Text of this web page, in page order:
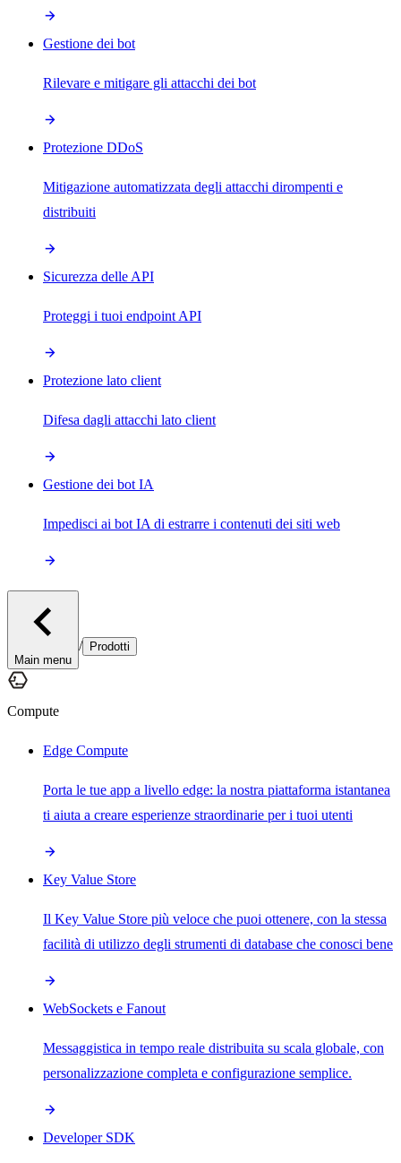
Gestione dei bot
Rilevare e mitigare gli attacchi dei bot
Protezione DDoS
Mitigazione automatizzata degli attacchi dirompenti e
distribuiti
Sicurezza delle API
Proteggi i tuoi endpoint API
Protezione lato client
Difesa dagli attacchi lato client
Gestione dei bot IA
Impedisci ai bot IA di estrarre i contenuti dei siti web
Main menu
/ Prodotti
Compute
Edge Compute
Porta le tue app a livello edge: la nostra piattaforma istantanea
ti aiuta a creare esperienze straordinarie per i tuoi utenti
Key Value Store
Il Key Value Store più veloce che puoi ottenere, con la stessa
facilità di utilizzo degli strumenti di database che conosci bene
WebSockets e Fanout
Messaggistica in tempo reale distribuita su scala globale, con
personalizzazione completa e configurazione semplice.
Developer SDK